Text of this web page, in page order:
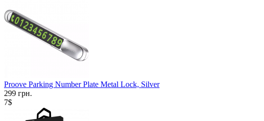
Proove Parking Number Plate Metal Lock, Silver
299 грн.
7$